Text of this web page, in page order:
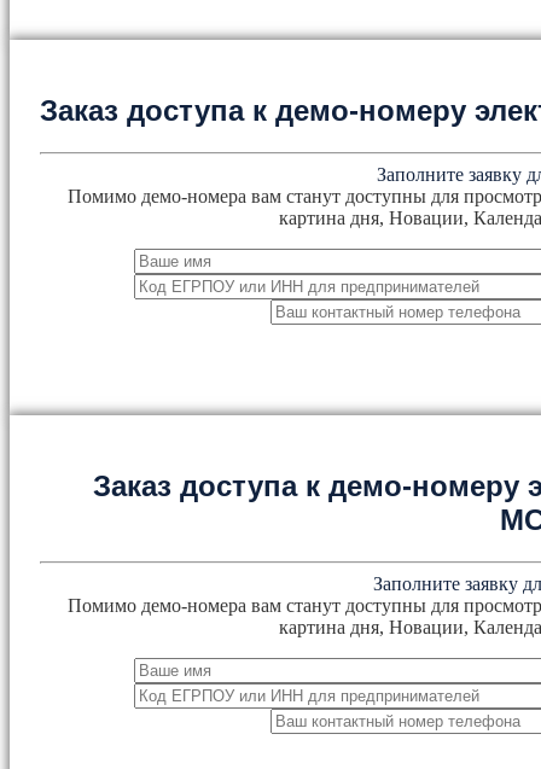
Заказ доступа к демо-номеру
Заполните заявку
Помимо демо-номера вам станут доступны для
картина дня, Новации,
Заказ доступа к демо-номеру
Заполните заявку
Помимо демо-номера вам станут доступны для
картина дня, Новации,